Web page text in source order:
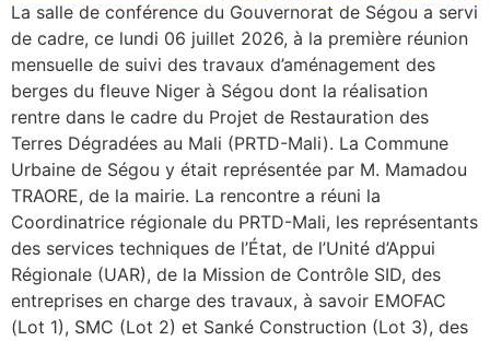
La salle de conférence du Gouvernorat de Ségou a servi
de cadre, ce lundi 06 juillet 2026, à la première réunion
mensuelle de suivi des travaux d’aménagement des
berges du fleuve Niger à Ségou dont la réalisation
rentre dans le cadre du Projet de Restauration des
Terres Dégradées au Mali (PRTD-Mali). La Commune
Urbaine de Ségou y était représentée par M. Mamadou
TRAORE, de la mairie. La rencontre a réuni la
Coordinatrice régionale du PRTD-Mali, les représentants
des services techniques de l’État, de l’Unité d’Appui
Régionale (UAR), de la Mission de Contrôle SID, des
entreprises en charge des travaux, à savoir EMOFAC
(Lot 1), SMC (Lot 2) et Sanké Construction (Lot 3), des